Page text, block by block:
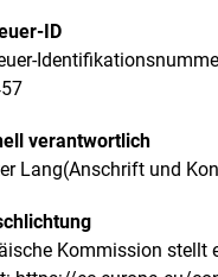
ID
verantwortlich
Lang(Anschrift und
Kommission stellt